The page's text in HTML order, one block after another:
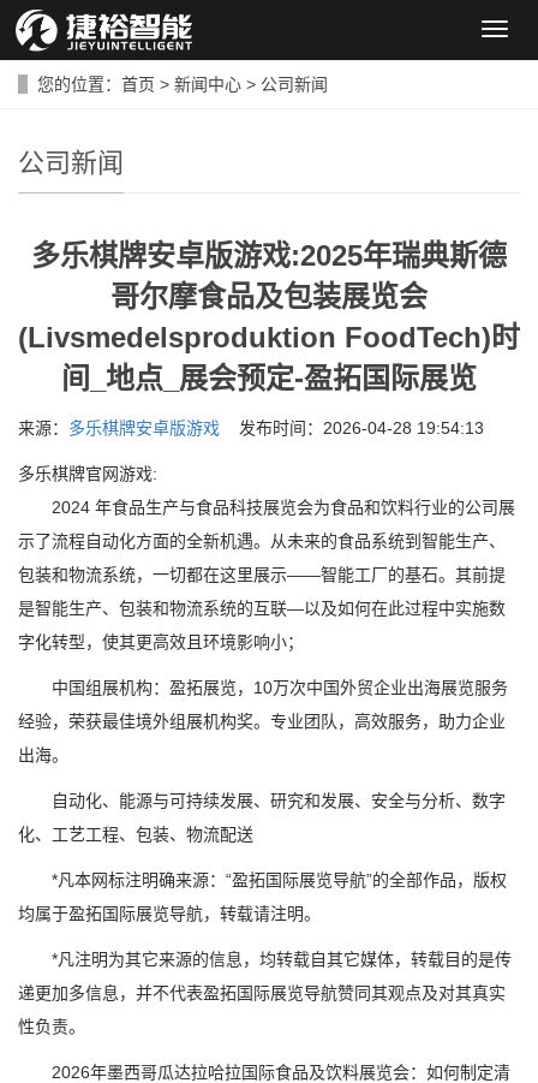
导
您的位置： 首页 > 新闻中心 > 公司新闻
公司新闻
多乐棋牌安卓版游戏:2025年瑞典斯德
哥尔摩食品及包装展览会
(Livsmedelsproduktion FoodTech)时
间_地点_展会预定-盈拓国际展览
来源： 多乐棋牌安卓版游戏 发布时间：2026-04-28 19:54:13
多乐棋牌官网游戏:
2024 年食品生产与食品科技展览会为食品和饮料行业的公司展
示了流程自动化方面的全新机遇。从未来的食品系统到智能生产、
包装和物流系统，一切都在这里展示——智能工厂的基石。其前提
是智能生产、包装和物流系统的互联—以及如何在此过程中实施数
字化转型，使其更高效且环境影响小；
中国组展机构：盈拓展览，10万次中国外贸企业出海展览服务
经验，荣获最佳境外组展机构奖。专业团队，高效服务，助力企业
出海。
自动化、能源与可持续发展、研究和发展、安全与分析、数字
化、工艺工程、包装、物流配送
*凡本网标注明确来源：“盈拓国际展览导航”的全部作品，版权
均属于盈拓国际展览导航，转载请注明。
*凡注明为其它来源的信息，均转载自其它媒体，转载目的是传
递更加多信息，并不代表盈拓国际展览导航赞同其观点及对其真实
性负责。
2026年墨西哥瓜达拉哈拉国际食品及饮料展览会：如何制定清